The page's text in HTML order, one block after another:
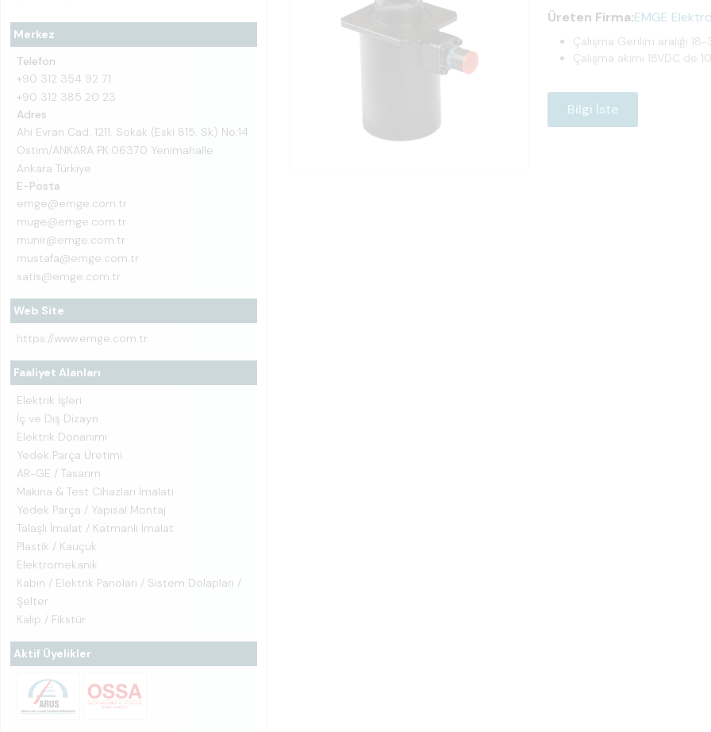
Merkez
Telefon
+90 312 354 92 71
+90 312 385 20 23
Adres
Ahi Evran Cad. 1211. Sokak (Eski 815. Sk) No:14
Ostim/ANKARA PK:06370 Yenimahalle
Ankara Türkiye
E-Posta
emge@emge.com.tr
muge@emge.com.tr
munir@emge.com.tr
mustafa@emge.com.tr
satis@emge.com.tr
Web Site
https://www.emge.com.tr
Faaliyet Alanları
Elektrik İşleri
İç ve Dış Dizayn
Elektrik Donanımı
Yedek Parça Üretimi
AR-GE / Tasarım
Makina & Test Cihazları İmalatı
Yedek Parça / Yapısal Montaj
Talaşlı İmalat / Katmanlı İmalat
Plastik / Kauçuk
Elektromekanik
Kabin / Elektrik Panoları / Sistem Dolapları /
Şelter
Kalıp / Fikstür
Aktif Üyelikler
Üreten Firma:EMGE
Çalışma Gerilim aralığı
Çalışma akımı 18VDC de
Bilgi İste